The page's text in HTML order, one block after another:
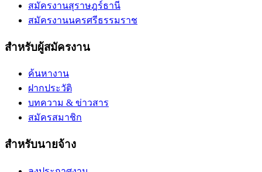
สมัครงานสุราษฎร์ธานี
สมัครงานนครศรีธรรมราช
สำหรับผู้สมัครงาน
ค้นหางาน
ฝากประวัติ
บทความ & ข่าวสาร
สมัครสมาชิก
สำหรับนายจ้าง